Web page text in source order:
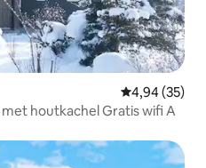
Gemiddelde
4,94 (35)
houtkachel Gratis wifi A